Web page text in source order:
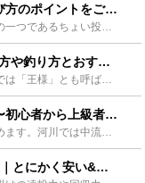
ちょい投げ竿おすすめ8選＆選び方のポイントをご紹介！ - Leisurego(レジャーゴー)
海釣りにおいてポピュラーな釣り方の一つであるちょい投げ。釣りを知らない方は釣り＝遠投と言った考えの方が多いですが、このちょい投げは名が表す通り遠投をする必要が無く、力一杯竿を振る必要無しに釣りを楽し...
コマセ真鯛釣りを知ろう！誘い方や釣り方とおすすめロッドも！ - Leisurego(レジャーゴー)
真鯛といえば、船釣りの対象魚の中では「王様」とも呼ばれ、誰もが一度は釣ってみたいと思う高級魚です。そんな真鯛の船釣りには様々な方法があります。今回は、そんな真鯛の釣り方の一つである、「コマセ真鯛釣り...
おすすめシーバスロッド9選！〜初心者から上級者まで〜 - Leisurego(レジャーゴー)
シーバス釣りは様々なところで楽しめます。河川では中流域から河口部、海では港湾部、堤防、サーフ、都市部の小さな運河でも行えます。場所それぞれにさまざまなベイトが存在し、それらを捕食しているシーバスがい...
投げ釣り用リールおすすめ12選｜とにかく安い&ダイワなどの一流製品まで - Leisurego(レジャーゴー)